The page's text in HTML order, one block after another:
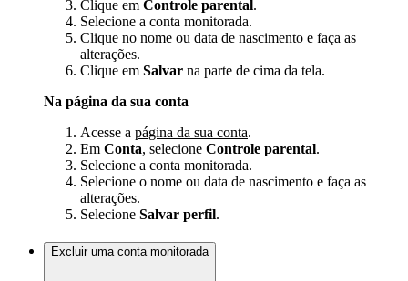
Clique em Controle parental.
Selecione a conta monitorada.
Clique no nome ou data de nascimento e faça as
alterações.
Clique em Salvar na parte de cima da tela.
Na página da sua conta
Acesse a página da sua conta.
Em Conta, selecione Controle parental.
Selecione a conta monitorada.
Selecione o nome ou data de nascimento e faça as
alterações.
Selecione Salvar perfil.
Excluir uma conta monitorada